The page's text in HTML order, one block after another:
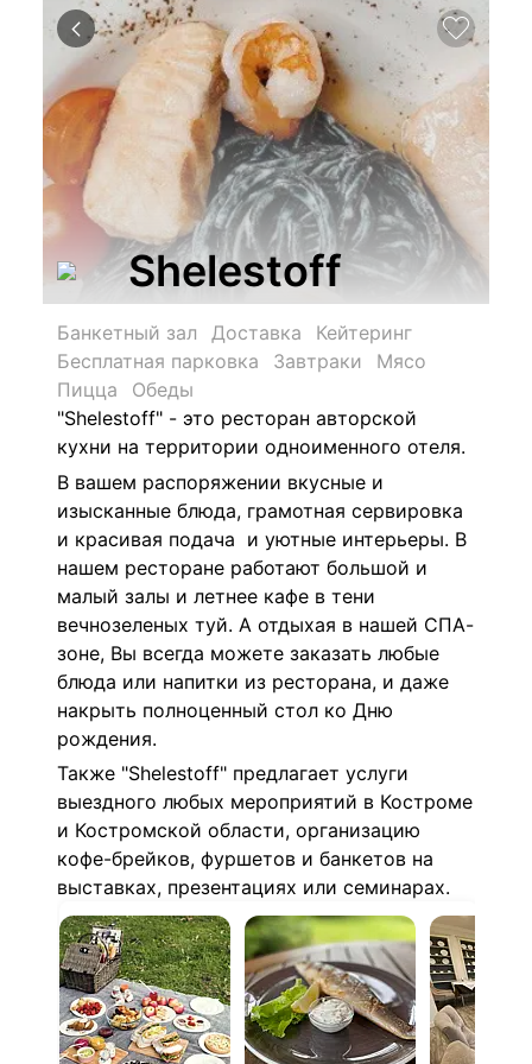
Shelestoff
Банкетный зал Доставка
Кейтеринг
Бесплатная парковка
Завтраки
Мясо
Пицца
Обеды
"Shelestoff" - это ресторан авторской
кухни на территории одноименного отеля.
В вашем распоряжении вкусные и
изысканные блюда, грамотная сервировка
и красивая подача и уютные интерьеры. В
нашем ресторане работают большой и
малый залы и летнее кафе в тени
вечнозеленых туй. А отдыхая в нашей СПА-
зоне, Вы всегда можете заказать любые
блюда или напитки из ресторана, и даже
накрыть полноценный стол ко Дню
рождения.
Также "Shelestoff" предлагает услуги
выездного любых мероприятий в Костроме
и Костромской области, организацию
кофе-брейков, фуршетов и банкетов на
выставках, презентациях или семинарах.